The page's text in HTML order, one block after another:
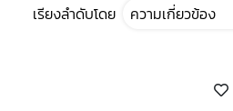
เรียงลำดับโดย